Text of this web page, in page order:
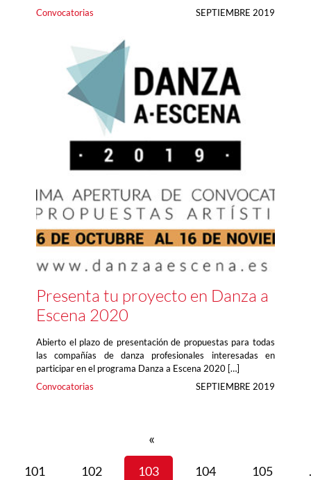
Convocatorias SEPTIEMBRE 2019
Presenta tu proyecto en Danza a
Escena 2020
Abierto el plazo de presentación de propuestas para todas
las compañías de danza profesionales interesadas en
participar en el programa Danza a Escena 2020 […]
Convocatorias
SEPTIEMBRE 2019
«
101 102 103 104 105